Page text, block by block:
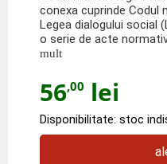
conexa cuprinde Codul
Legea dialogului social
o serie de acte
mult
56,00 lei
Disponibilitate: stoc